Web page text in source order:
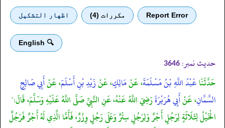
Report Error مكررات (4) اظهار التشكيل
🔍 English
حدیث نمبر: 3646
حَدَّثَنَاعَبْدُ اللَّهِ بْنُ مَسْلَمَةَ، عَنْمَالِكٍ، عَنْزَيْدِ بْنِ أَسْلَمَ، عَنْأَبِي صَالِحٍ
السَّمَّانِ، عَنْأَبِي هُرَيْرَةَرَضِيَ اللَّهُ عَنْهُ، عَنِ النَّبِيِّ صَلَّى اللَّهُ عَلَيْهِ وَسَلَّمَ، قَالَ:"
الْخَيْلُ لِثَلَاثَةٍ لِرَجُلٍ أَجْرٌ وَلِرَجُلٍ سِتْرٌ وَعَلَى رَجُلٍ وِزْرٌ، فَأَمَّا الَّذِي لَهُ أَجْرٌ فَرَجُلٌ